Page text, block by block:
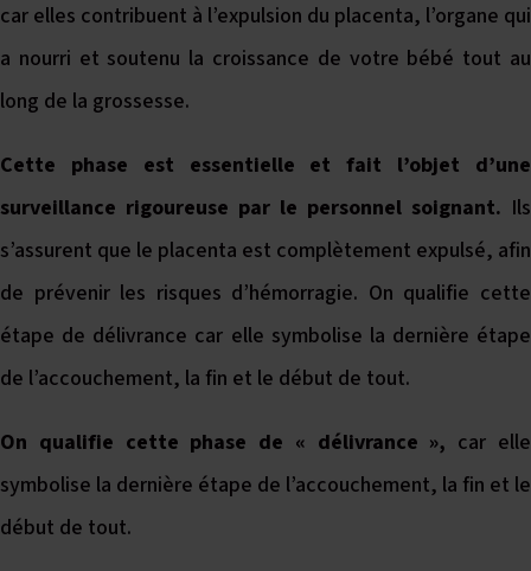
car elles contribuent à l’expulsion du placenta, l’organe qui
a nourri et soutenu la croissance de votre bébé tout au
long de la grossesse.
Cette phase est essentielle et fait l’objet d’une
surveillance rigoureuse par le personnel soignant. Ils
s’assurent que le placenta est complètement expulsé, afin
de prévenir les risques d’hémorragie. On qualifie cette
étape de délivrance car elle symbolise la dernière étape
de l’accouchement, la fin et le début de tout.
On qualifie cette phase de « délivrance », car elle
symbolise la dernière étape de l’accouchement, la fin et le
début de tout.